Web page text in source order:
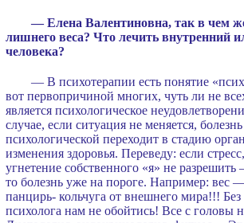
— Елена Валентиновна, так в чем
лишнего веса? Что лечить внутренний
человека?
— В психотерапии есть понятие
вот первопричиной многих, чуть ли не
является психологическое
случае, если ситуация не меняется,
психологической переходит в стадию
изменения здоровья. Переведу: если
угнетение собственного «я» не
то болезнь уже на пороге. Например: вес
панцирь- кольчуга от внешнего мира!!! Без
психолога нам не обойтись! Все с головы